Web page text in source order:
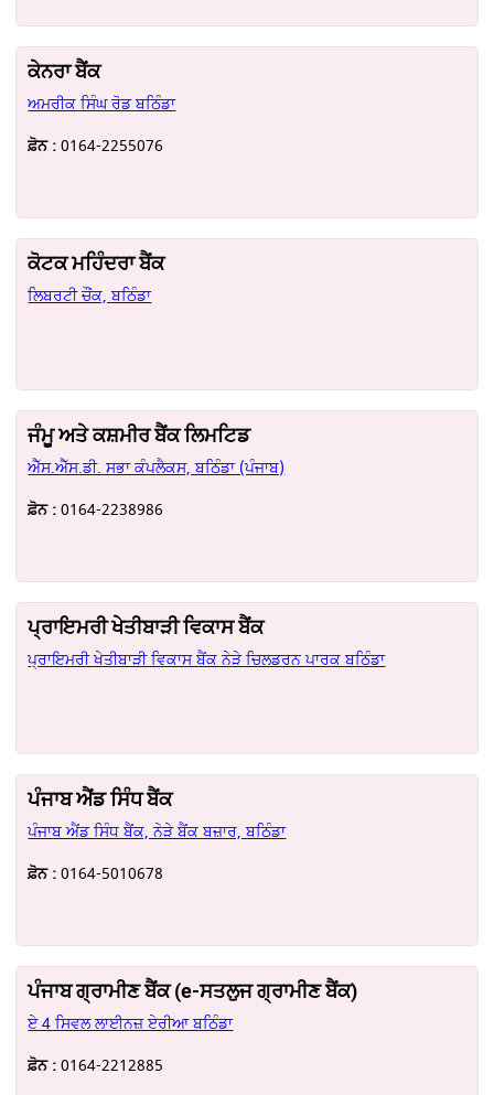
ਕੇਨਰਾ ਬੈਂਕ
ਅਮਰੀਕ ਸਿੰਘ ਰੋਡ ਬਠਿੰਡਾ
ਫ਼ੋਨ :0164-2255076
ਕੋਟਕ ਮਹਿੰਦਰਾ ਬੈਂਕ
ਲਿਬਰਟੀ ਚੌਂਕ, ਬਠਿੰਡਾ
ਜੰਮੂ ਅਤੇ ਕਸ਼ਮੀਰ ਬੈਂਕ ਲਿਮਟਿਡ
ਐੱਸ.ਐੱਸ.ਡੀ. ਸਭਾ ਕੰਪਲੈਕਸ, ਬਠਿੰਡਾ (ਪੰਜਾਬ)
ਫ਼ੋਨ :0164-2238986
ਪ੍ਰਾਇਮਰੀ ਖੇਤੀਬਾੜੀ ਵਿਕਾਸ ਬੈਂਕ
ਪ੍ਰਾਇਮਰੀ ਖੇਤੀਬਾੜੀ ਵਿਕਾਸ ਬੈਂਕ ਨੇੜੇ ਚਿਲਡਰਨ ਪਾਰਕ ਬਠਿੰਡਾ
ਪੰਜਾਬ ਐਂਡ ਸਿੰਧ ਬੈਂਕ
ਪੰਜਾਬ ਐਂਡ ਸਿੰਧ ਬੈਂਕ, ਨੇੜੇ ਬੈਂਕ ਬਜ਼ਾਰ, ਬਠਿੰਡਾ
ਫ਼ੋਨ :0164-5010678
ਪੰਜਾਬ ਗ੍ਰਾਮੀਣ ਬੈਂਕ (e-ਸਤਲੁਜ ਗ੍ਰਾਮੀਣ ਬੈਂਕ)
ਏ 4 ਸਿਵਲ ਲਾਈਨਜ਼ ਏਰੀਆ ਬਠਿੰਡਾ
ਫ਼ੋਨ :0164-2212885